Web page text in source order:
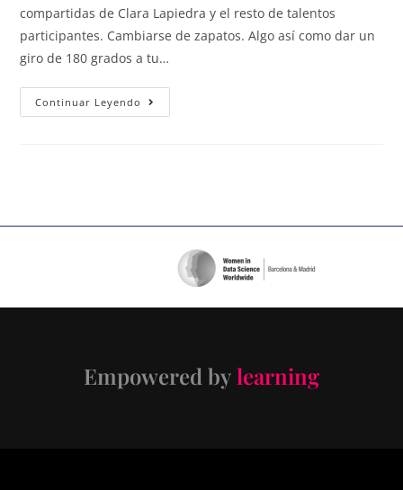
compartidas de Clara Lapiedra y el resto de talentos
participantes. Cambiarse de zapatos. Algo así como dar un
giro de 180 grados a tu…
Continuar Leyendo
Empowered bylearning